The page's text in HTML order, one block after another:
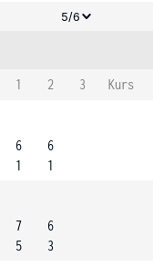
5/6
1 2 3
Kurs
6
1
6
1
7
5
6
3